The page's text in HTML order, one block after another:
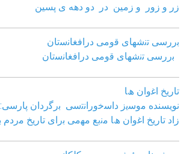
زر و زور و زمین در دو دهه ی پسین
ﺑررﺳﯽ ﺗﻧﺷﮭﺎی ﻗوﻣﯽ دراﻓﻐﺎﻧﺳﺗﺎن
ﺑررﺳﯽ ﺗﻧﺷﮭﺎی ﻗوﻣﯽ دراﻓﻐﺎﻧﺳﺗﺎن
ﺗﺎرﯾﺦ اﻏوان ھﺎ
نویسنده ﻣوﺳﯾز داﺳﺧوراﻧﺗﺳﯽ ﺑرﮔردان
زاد ﺗﺎرﯾﺦ اﻏوان ھﺎ ﻣﻧﺑﻊ ﻣﮭﻣﯽ ﺑرای ﺗﺎرﯾﺦ